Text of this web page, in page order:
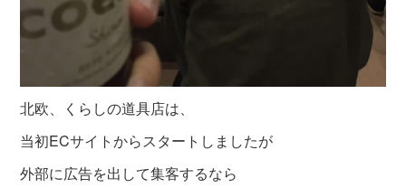
北欧、くらしの道具店は、
当初ECサイトからスタートしましたが
外部に広告を出して集客するなら